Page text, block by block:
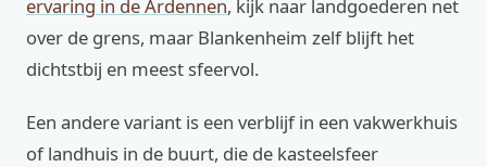
ervaring in de Ardennen, kijk naar landgoederen net
over de grens, maar Blankenheim zelf blijft het
dichtstbij en meest sfeervol.
Een andere variant is een verblijf in een vakwerkhuis
of landhuis in de buurt, die de kasteelsfeer